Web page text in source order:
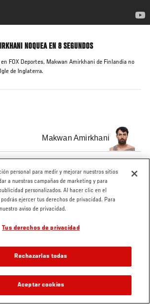
NOQUEA EN 8 SEGUNDOS
FOX Deportes, Makwan Amirkhani de Finlandia no
de Inglaterra.
Makwan Amirkhani
Stockholm FOX Deportes
personal para medir y mejorar nuestros sitios
a nuestras campañas de marketing y para
personalizados. Al hacer clic en el
ejercer tus derechos de privacidad. Para
aviso de privacidad.
Tus derechos de privacidad
Rechazarlas todas
Aceptar cookies